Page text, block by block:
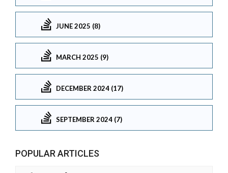
JUNE 2025 (8)
MARCH 2025 (9)
DECEMBER 2024 (17)
SEPTEMBER 2024 (7)
POPULAR ARTICLES